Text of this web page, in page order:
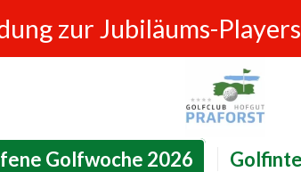
Golfwoche 2026
zur Jubiläums-